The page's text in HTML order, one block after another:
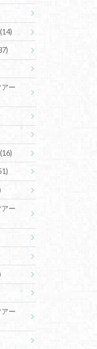
(14)
ー
(16)
ー
ー